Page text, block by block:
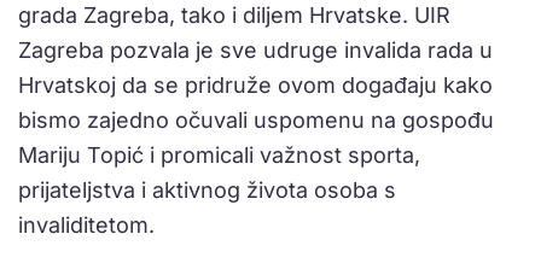
grada Zagreba, tako i diljem Hrvatske. UIR
Zagreba pozvala je sve udruge invalida rada u
Hrvatskoj da se pridruže ovom događaju kako
bismo zajedno očuvali uspomenu na gospođu
Mariju Topić i promicali važnost sporta,
prijateljstva i aktivnog života osoba s
invaliditetom.